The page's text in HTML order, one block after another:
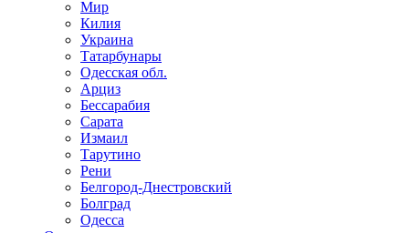
Мир
Килия
Украина
Татарбунары
Одесская обл.
Арциз
Бессарабия
Сарата
Измаил
Тарутино
Рени
Белгород-Днестровский
Болград
Одесса